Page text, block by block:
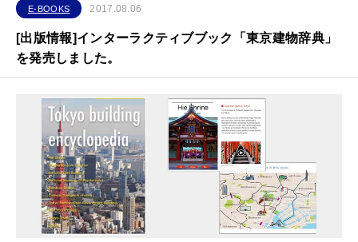
E-BOOKS 2017.08.06
[出版情報]インターラクティブブック「東京建物辞典」
を発売しました。